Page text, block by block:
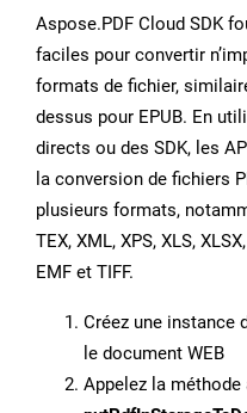
Aspose.PDF Cloud SDK
faciles pour convertir
formats de fichier,
dessus pour EPUB. En
directs ou des SDK, les
la conversion de fichiers
plusieurs formats,
TEX, XML, XPS, XLS,
EMF et TIFF.
Créez une instance
le document WEB
Appelez la